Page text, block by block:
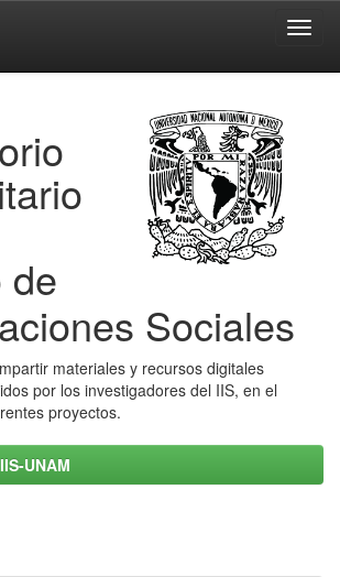
de
Sociales
materiales y recursos digitales
por los investigadores del IIS, en el
proyectos.
UNAM